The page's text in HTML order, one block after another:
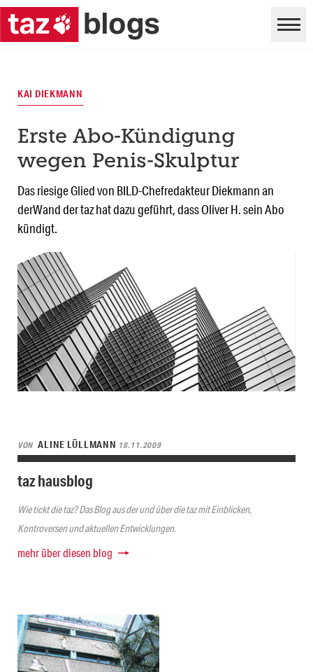
KAI DIEKMANN
Erste Abo-Kündigung
wegen Penis-Skulptur
Das riesige Glied von BILD-Chefredakteur Diekmann an
derWand der taz hat dazu geführt, dass Oliver H. sein Abo
kündigt.
VON ALINE LÜLLMANN 18.11.2009
taz hausblog
Wie tickt die taz? Das Blog aus der und über die taz mit Einblicken,
Kontroversen und aktuellen Entwicklungen.
mehr über diesen blog